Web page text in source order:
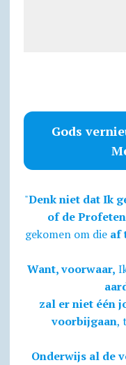
Gods
"Denk niet dat Ik
of de
gekomen om die af
Want, voorwaar,
zal er niet één
voorbijgaan,
Onderwijs al de